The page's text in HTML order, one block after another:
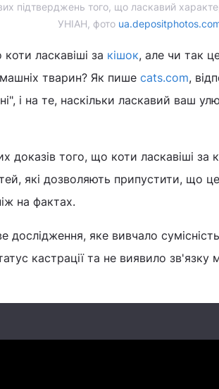
підтверджень того, що ласкавий
УНІАН, фото
ласкавіші за кішок, але чи так
тварин? Як пише cats.com,
і на те, наскільки ласкавий ваш
доказів того, що коти ласкавіші за
які дозволяють припустити, що
на фактах.
дослідження, яке вивчало
кастрації та не виявило зв'язку